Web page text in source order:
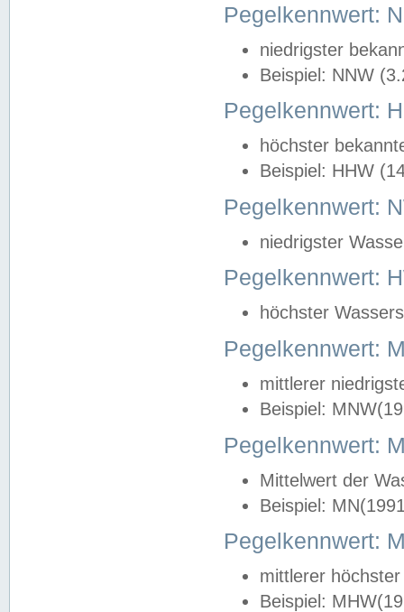
Pegelkennwert:
niedrigster
Beispiel: NNW
Pegelkennwert:
höchster
Beispiel: HHW
Pegelkennwert:
niedrigster
Pegelkennwert:
höchster
Pegelkennwert:
mittlerer
Beispiel:
Pegelkennwert:
Mittelwert der
Beispiel:
Pegelkennwert:
mittlerer
Beispiel: